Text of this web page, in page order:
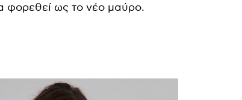
φορεθεί ως το νέο μαύρο.